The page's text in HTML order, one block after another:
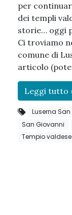
per
dei templi
storie… oggi
Ci troviamo
comune di
articolo
Leggi tutto
Luserna
San Giovanni
Tempio